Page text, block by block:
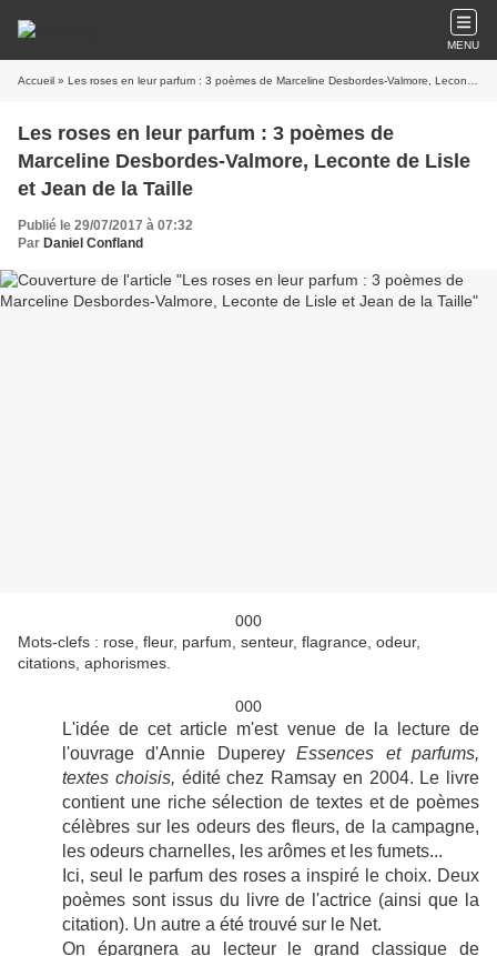
MENU
Accueil » Les roses en leur parfum : 3 poèmes de Marceline Desbordes-Valmore, Leconte de Lisle et Jean de la Taille
Les roses en leur parfum : 3 poèmes de
Marceline Desbordes-Valmore, Leconte de Lisle
et Jean de la Taille
Publié le 29/07/2017 à 07:32
Par Daniel Confland
000
Mots-clefs : rose, fleur, parfum, senteur, flagrance, odeur,
citations, aphorismes.
000
L'idée de cet article m'est venue de la lecture de
l'ouvrage d'Annie DupereyEssences et parfums,
textes choisis, édité chez Ramsay en 2004. Le livre
contient une riche sélection de textes et de poèmes
célèbres sur les odeurs des fleurs, de la campagne,
les odeurs charnelles, les arômes et les fumets...
Ici, seul le parfum des roses a inspiré le choix. Deux
poèmes sont issus du livre de l'actrice (ainsi que la
citation). Un autre a été trouvé sur le Net.
On épargnera au lecteur le grand classique de